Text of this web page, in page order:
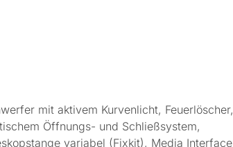
mit aktivem Kurvenlicht, Feuerlöscher,
Öffnungs- und Schließsystem,
variabel (Fixkit), Media Interface